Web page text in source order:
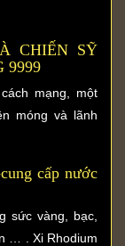
CHIẾN SỸ
9999
mạng, một
móng và lãnh
cấp nước
sức vàng, bạc,
… . Xi Rhodium